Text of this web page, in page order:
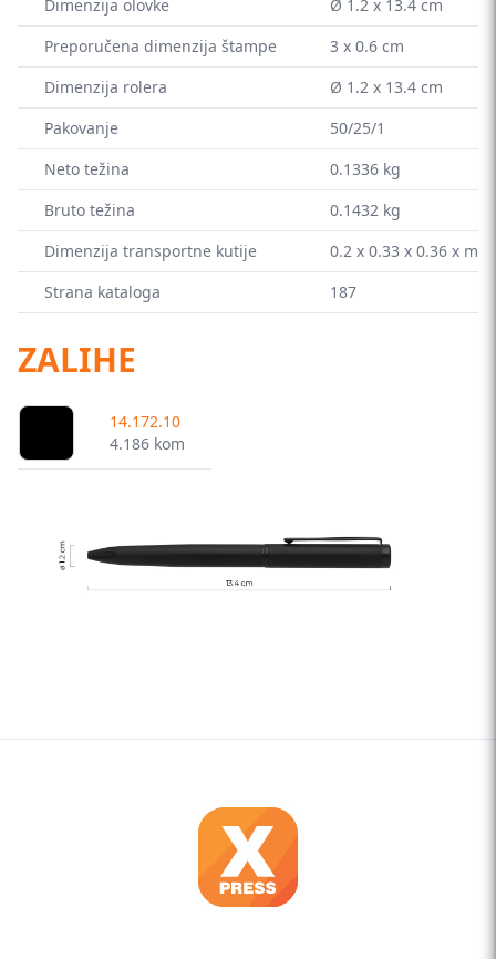
Dimenzija olovke
Ø 1.2 x 13.4 cm
Preporučena dimenzija štampe
3 x 0.6 cm
Dimenzija rolera
Ø 1.2 x 13.4 cm
Pakovanje
50/25/1
Neto težina
0.1336 kg
Bruto težina
0.1432 kg
Dimenzija transportne kutije
0.2 x 0.33 x 0.36 x m
Strana kataloga
187
ZALIHE
14.172.10
4.186 kom